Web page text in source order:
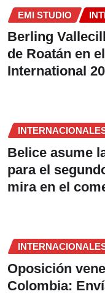
EMI STUDIO
Berling
de Roatán en
International
Belice asume
para el
mira en el
Oposición
Colombia: